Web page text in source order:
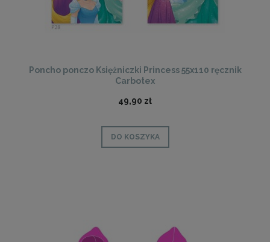
Poncho ponczo Księżniczki Princess 55x110 ręcznik
Carbotex
49,90 zł
DO KOSZYKA